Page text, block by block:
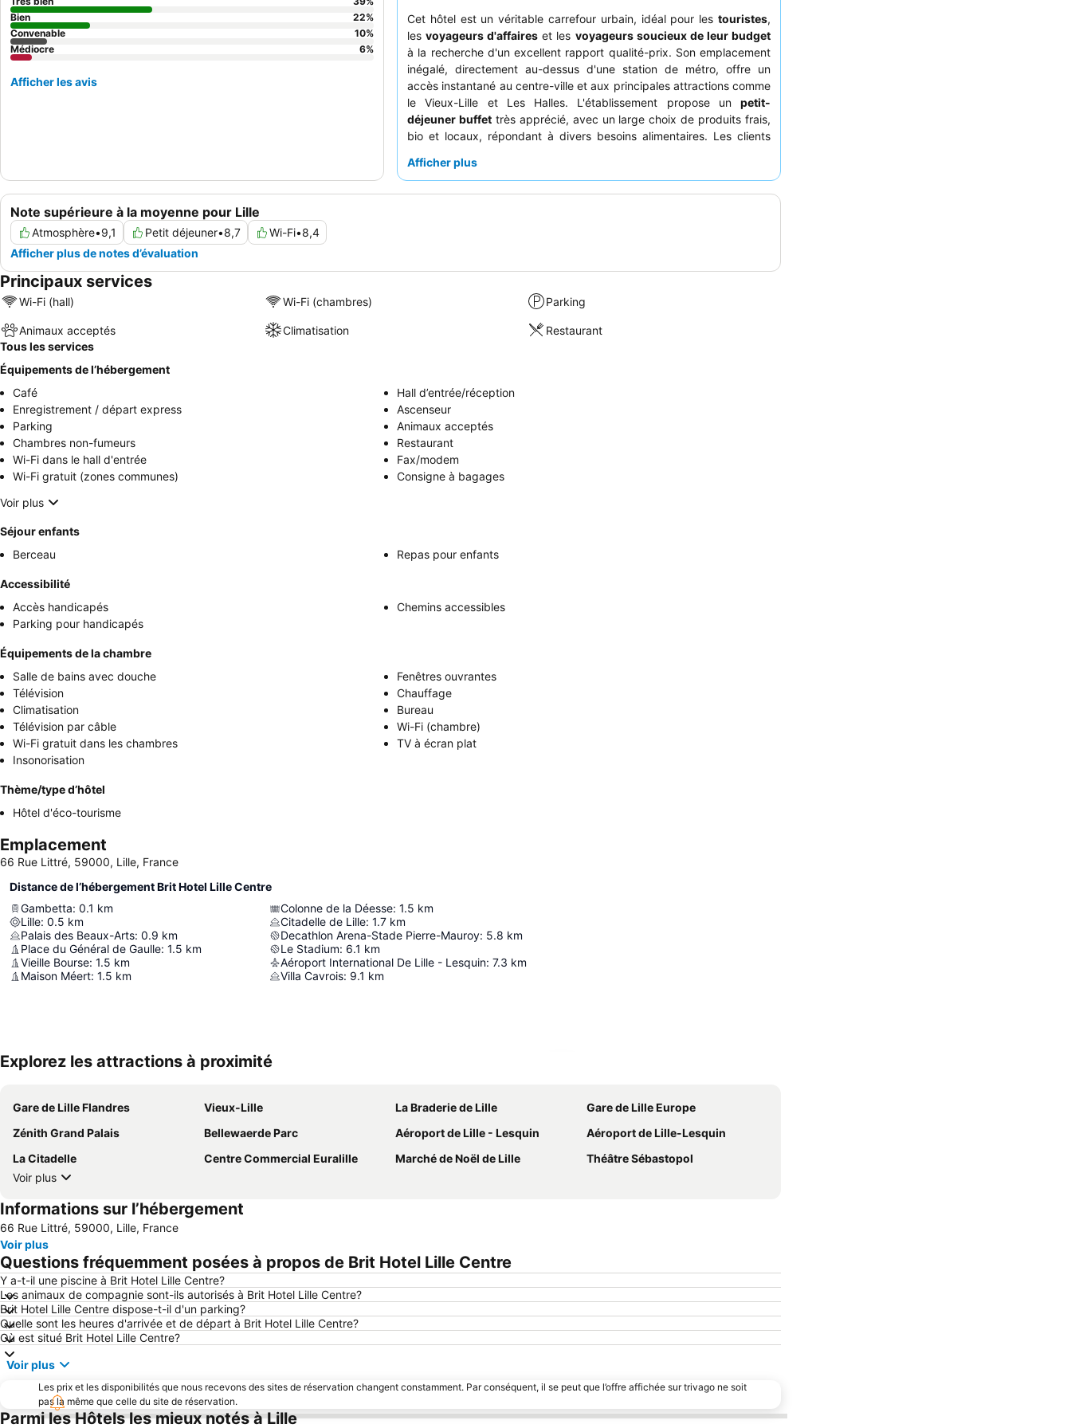
Cet hôtel est un véritable carrefour urbain, idéal pour les touristes,
lesvoyageurs d'affaires et les voyageurs soucieux de leur budget
à la recherche d'un excellent rapport qualité-prix. Son emplacement
inégalé, directement au-dessus d'une station de métro, offre un
accès instantané au centre-ville et aux principales attractions comme
le Vieux-Lille et Les Halles. L'établissement propose un petit-
déjeuner buffettrès apprécié, avec un large choix de produits frais,
bio et locaux, répondant à divers besoins alimentaires. Les clients
sa serviabilité exceptionnelles, garantissant un séjour confortable.
Afficher plus
Note supérieure à la moyenne pour Lille
Atmosphère•9,1 Petit déjeuner•8,7 Wi-Fi•8,4
Afficher plus de notes d’évaluation
Bien
22%
Convenable
10%
Médiocre
6%
Afficher les avis
Principaux services
Wi-Fi (hall) Wi-Fi (chambres) Parking
Animaux acceptés Climatisation
Restaurant
Tous les services
Équipements de l’hébergement
Café
Hall d’entrée/réception
Enregistrement / départ express
Ascenseur
Parking
Animaux acceptés
Chambres non-fumeurs
Restaurant
Wi-Fi dans le hall d'entrée
Fax/modem
Wi-Fi gratuit (zones communes)
Consigne à bagages
Voir plus
Séjour enfants
Berceau
Repas pour enfants
Accessibilité
Accès handicapés
Chemins accessibles
Parking pour handicapés
Équipements de la chambre
Salle de bains avec douche
Fenêtres ouvrantes
Télévision
Chauffage
Climatisation
Bureau
Télévision par câble
Wi-Fi (chambre)
Wi-Fi gratuit dans les chambres
TV à écran plat
Insonorisation
Thème/type d’hôtel
Hôtel d'éco-tourisme
Emplacement
66 Rue Littré, 59000, Lille, France
Distance de l’hébergement Brit Hotel Lille Centre
Gambetta: 0.1 km
Lille: 0.5 km
Palais des Beaux-Arts: 0.9 km
Place du Général de Gaulle: 1.5 km
Vieille Bourse: 1.5 km
Maison Méert: 1.5 km
Colonne de la Déesse: 1.5 km
Citadelle de Lille: 1.7 km
Decathlon Arena-Stade Pierre-Mauroy: 5.8 km
Le Stadium: 6.1 km
Aéroport International De Lille - Lesquin: 7.3 km
Villa Cavrois: 9.1 km
Explorez les attractions à proximité
Gare de Lille Flandres Vieux-Lille La Braderie de Lille
Gare de Lille Europe
Zénith Grand Palais
Bellewaerde Parc Aéroport de Lille - Lesquin
Aéroport de Lille-Lesquin
La Citadelle
Centre Commercial Euralille Marché de Noël de Lille
Théâtre Sébastopol
Voir plus
Informations sur l’hébergement
66 Rue Littré, 59000, Lille, France
Voir plus
Questions fréquemment posées à propos de Brit Hotel Lille Centre
Y a-t-il une piscine à Brit Hotel Lille Centre?
Les animaux de compagnie sont-ils autorisés à Brit Hotel Lille Centre?
Brit Hotel Lille Centre dispose-t-il d'un parking?
Quelle sont les heures d'arrivée et de départ à Brit Hotel Lille Centre?
Où est situé Brit Hotel Lille Centre?
Voir plus
Les prix et les disponibilités que nous recevons des sites de réservation changent constamment. Par conséquent, il se peut que l’offre affichée sur trivago ne soit
pas la même que celle du site de réservation.
Parmi les Hôtels les mieux notés à Lille